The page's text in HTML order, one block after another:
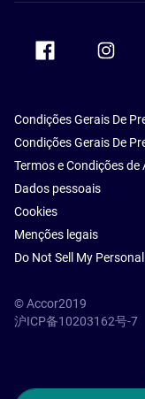
Accor Facebook
Condições Gerais De
Condições Gerais De
Termos e Condições de
Dados pessoais
Cookies
Menções legais
Do Not Sell My
© Accor2019
沪ICP备10203162号-7